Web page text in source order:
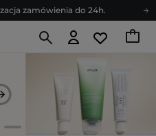
zamówienia do 24h.
więcej punktów
kosmetologiczne
zamówienia do 24h.
więcej punktów
pełen porad